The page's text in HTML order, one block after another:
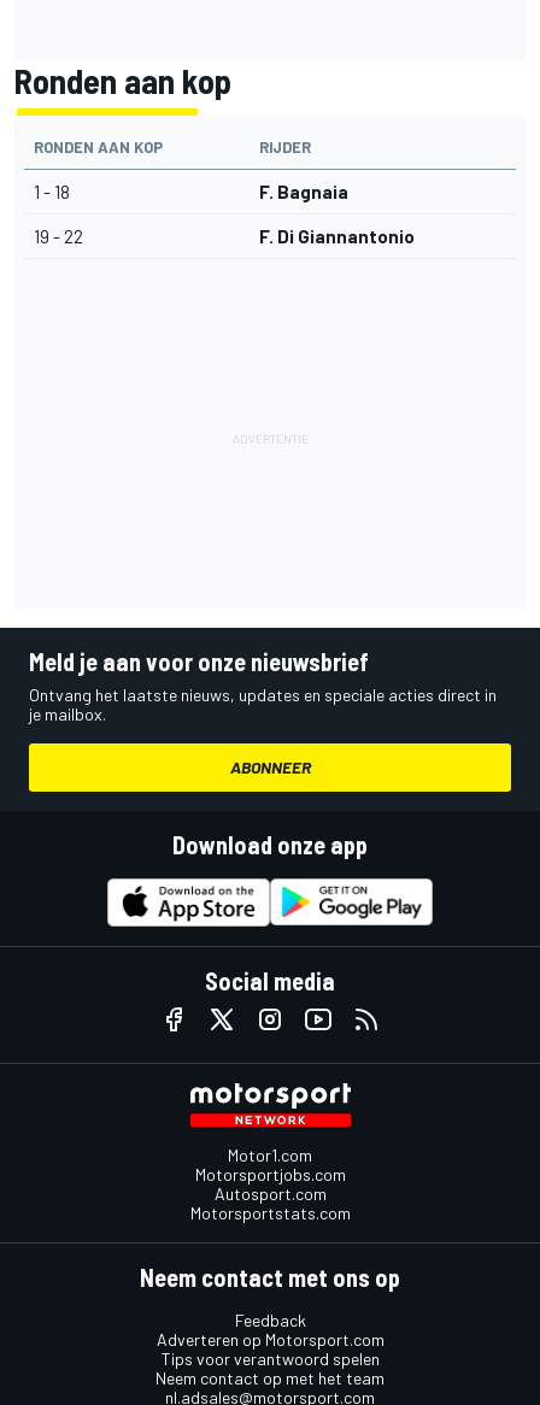
Ronden aan kop
RONDEN AAN KOP RIJDER
1 - 18 F. Bagnaia
19 - 22 F. Di Giannantonio
Meld je aan voor onze nieuwsbrief
Ontvang het laatste nieuws, updates en speciale acties direct in
je mailbox.
ABONNEER
Download onze app
Social media
Motor1.com
Motorsportjobs.com
Autosport.com
Motorsportstats.com
Neem contact met ons op
Feedback
Adverteren op Motorsport.com
Tips voor verantwoord spelen
Neem contact op met het team
nl.adsales@motorsport.com